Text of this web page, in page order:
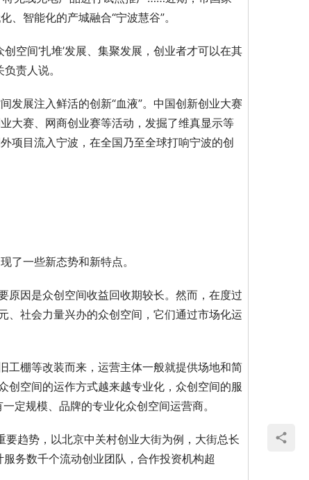
智能化的产城融合“宁波慧谷”。
空间‘扎堆’发展、集聚发展，创业者才可以在其
责人说。
发展注入鲜活的创新“血液”。中国创新创业大赛
大赛、网商创业赛等活动，发掘了维真显示等
项目流入宁波，在全国乃至全球打响宁波的创
了一些新态势和新特点。
原因是众创空间收益回收期较长。然而，在度过
、社会力量兴办的众创空间，它们通过市场化运
工棚等改装而来，运营主体一般就提供场地和简
创空间的运作方式越来越专业化，众创空间的服
定规模、品牌的专业化众创空间运营商。
要趋势，以北京中关村创业大街为例，大街总长
务数千个流动创业团队，合作投资机构超